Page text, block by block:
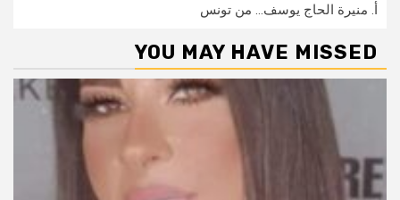
أ. منيرة الحاج يوسف… من تونس
YOU MAY HAVE MISSED